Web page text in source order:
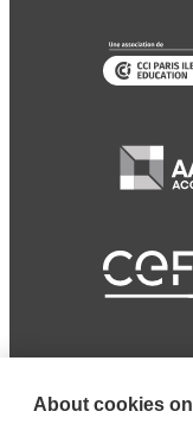
About cookies